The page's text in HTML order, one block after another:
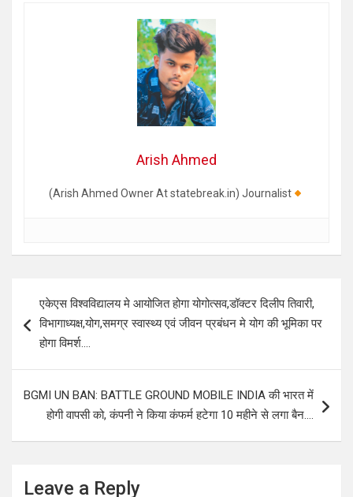
Arish Ahmed
(Arish Ahmed Owner At statebreak.in) Journalist
navigation
एकेएस विश्वविद्यालय मे आयोजित होगा योगोत्सव,डॉक्टर दिलीप तिवारी,
विभागाध्यक्ष,योग,समग्र स्वास्थ्य एवं जीवन प्रबंधन मे योग की भूमिका पर
होगा विमर्श….
BGMI UN BAN: BATTLE GROUND MOBILE INDIA की भारत में
होगी वापसी को, कंपनी ने किया कंफर्म हटेगा 10 महीने से लगा बैन….
Leave a Reply